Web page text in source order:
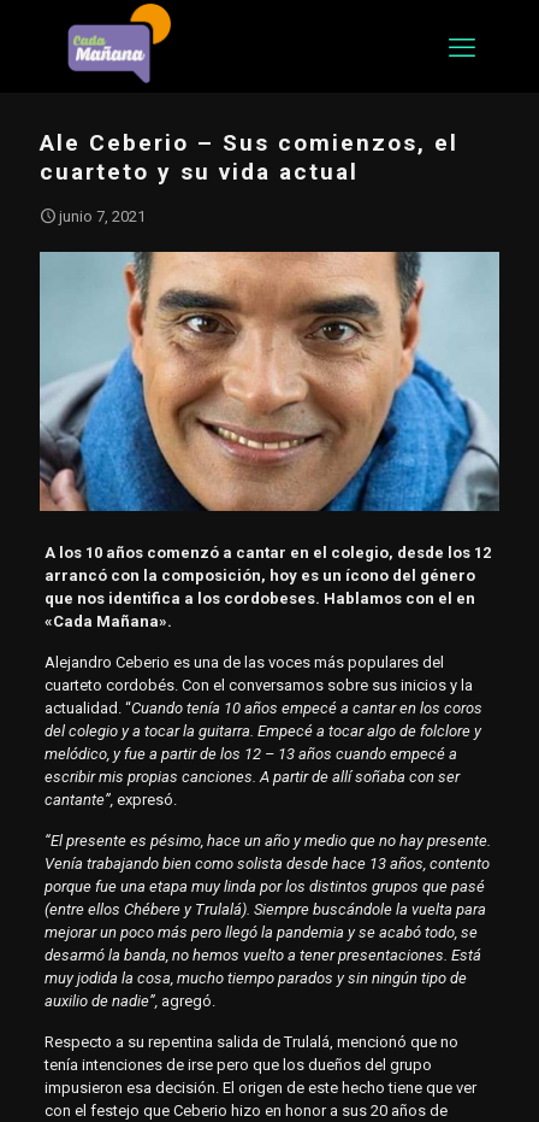
Ale Ceberio – Sus comienzos, el
cuarteto y su vida actual
junio 7, 2021
A los 10 años comenzó a cantar en el colegio, desde los 12
arrancó con la composición, hoy es un ícono del género
que nos identifica a los cordobeses. Hablamos con el en
«Cada Mañana».
Alejandro Ceberio es una de las voces más populares del
cuarteto cordobés. Con el conversamos sobre sus inicios y la
actualidad. “Cuando tenía 10 años empecé a cantar en los coros
del colegio y a tocar la guitarra. Empecé a tocar algo de folclore y
melódico, y fue a partir de los 12 – 13 años cuando empecé a
escribir mis propias canciones. A partir de allí soñaba con ser
cantante”,expresó.
“El presente es pésimo, hace un año y medio que no hay presente.
Venía trabajando bien como solista desde hace 13 años, contento
porque fue una etapa muy linda por los distintos grupos que pasé
(entre ellos Chébere y Trulalá). Siempre buscándole la vuelta para
mejorar un poco más pero llegó la pandemia y se acabó todo, se
desarmó la banda, no hemos vuelto a tener presentaciones. Está
muy jodida la cosa, mucho tiempo parados y sin ningún tipo de
auxilio de nadie”,agregó.
Respecto a su repentina salida de Trulalá, mencionó que no
tenía intenciones de irse pero que los dueños del grupo
impusieron esa decisión. El origen de este hecho tiene que ver
con el festejo que Ceberio hizo en honor a sus 20 años de